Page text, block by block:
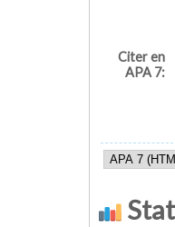
Citer en
APA 7: